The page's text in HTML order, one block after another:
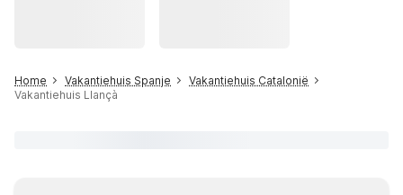
Home Vakantiehuis Spanje
Vakantiehuis Catalonië
Vakantiehuis Llançà